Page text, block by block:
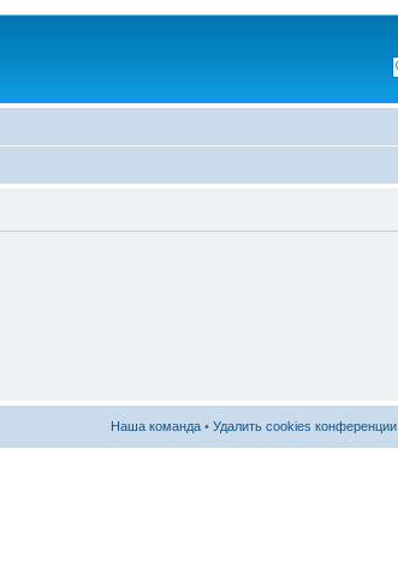
Наша команда • Удалить cookies конференции